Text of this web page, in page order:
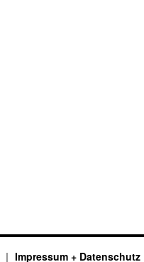
Impressum + Datenschutz